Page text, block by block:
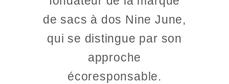
de sacs à dos Nine June,
qui se distingue par son
approche
écoresponsable.